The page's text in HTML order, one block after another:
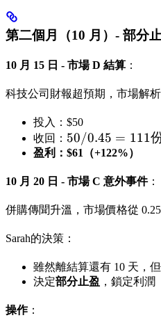
第二個月（10 月）- 部分
10 月 15 日 - 市場 D 結算 ：
科技公司財報超預期，市場解析
投入：$50
收回： 50 /
0.45
111
份
×
50/0.45 = 111
盈利：$61（+122%）
10 月 20 日 - 市場 C 意外事件：
併購傳聞升溫，市場價格從 0.25
Sarah的決策：
雖然離結算還有 10 天，
決定部分止盈 ，鎖定利潤
操作：